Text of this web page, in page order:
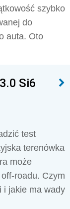
szybko
do
auta. Oto
Si6
test
terenówka
może
roadu. Czym
i jakie ma wady